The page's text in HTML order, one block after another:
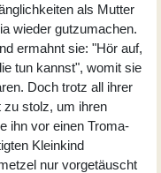
als Mutter
wieder gutzumachen.
ermahnt sie: "Hör auf,
tun kannst", womit sie
Doch trotz all ihrer
zu stolz, um ihren
ihn vor einen Troma-
Kleinkind
nur vorgetäuscht